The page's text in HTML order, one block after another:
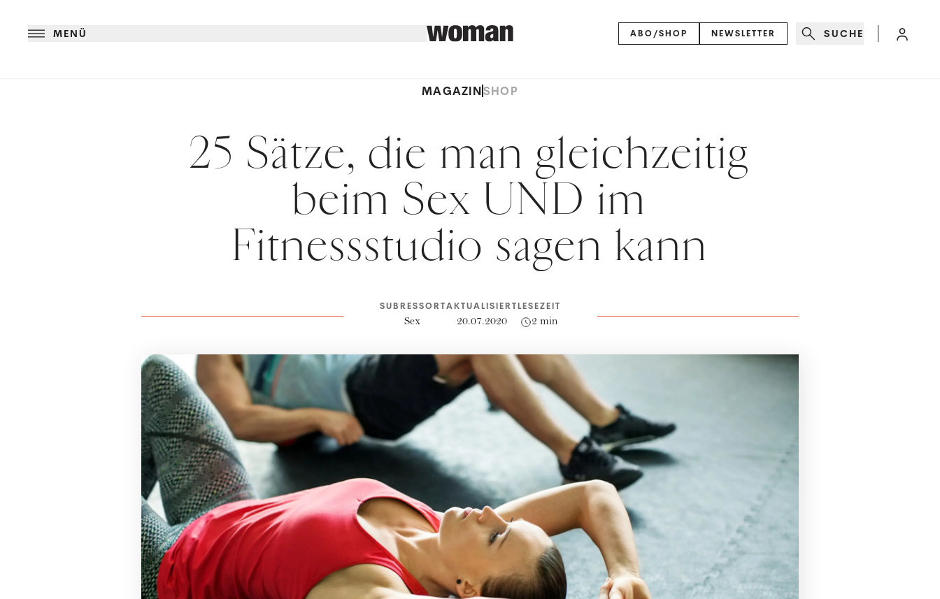
MENÜ ABO/SHOP NEWSLETTER SUCHE
MAGAZINSHOP
25 Sätze, die man gleichzeitig
beim Sex UND im
Fitnessstudio sagen kann
SUBRESSORT
Sex
AKTUALISIERT
20.07.2020
LESEZEIT
2 min